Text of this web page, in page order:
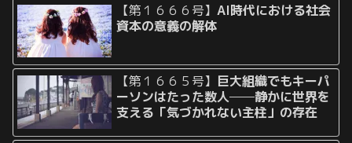
【第１６６６号】AI時代における社会
資本の意義の解体
【第１６６５号】 巨大組織でもキーパ
ーソンはたった数人──静かに世界を
支える「気づかれない主柱」の存在